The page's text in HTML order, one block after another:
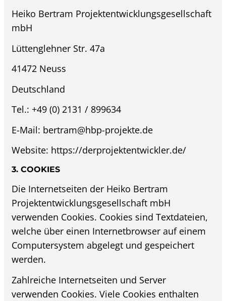
Heiko Bertram Projektentwicklungsgesellschaft
mbH
Lüttenglehner Str. 47a
41472 Neuss
Deutschland
Tel.: +49 (0) 2131 / 899634
E-Mail: bertram@hbp-projekte.de
Website: https://derprojektentwickler.de/
3. COOKIES
Die Internetseiten der Heiko Bertram
Projektentwicklungsgesellschaft mbH
verwenden Cookies. Cookies sind Textdateien,
welche über einen Internetbrowser auf einem
Computersystem abgelegt und gespeichert
werden.
Zahlreiche Internetseiten und Server
verwenden Cookies. Viele Cookies enthalten